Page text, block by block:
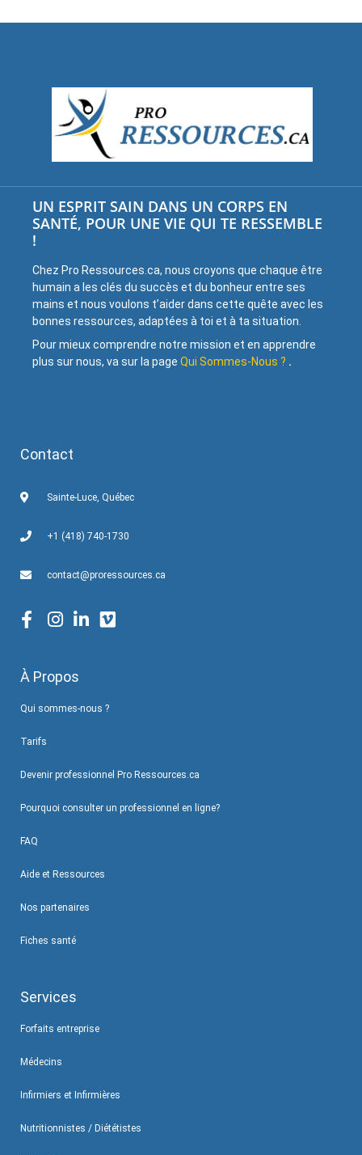
UN ESPRIT SAIN DANS UN CORPS EN
SANTÉ, POUR UNE VIE QUI TE RESSEMBLE
!
Chez Pro Ressources.ca, nous croyons que chaque être
humain a les clés du succès et du bonheur entre ses
mains et nous voulons t’aider dans cette quête avec les
bonnes ressources, adaptées à toi et à ta situation.
Pour mieux comprendre notre mission et en apprendre
plus sur nous, va sur la page Qui Sommes-Nous ? .
Contact
Sainte-Luce, Québec
+1 (418) 740-1730
contact@proressources.ca
À Propos
Qui sommes-nous ?
Tarifs
Devenir professionnel Pro Ressources.ca
Pourquoi consulter un professionnel en ligne?
FAQ
Aide et Ressources
Nos partenaires
Fiches santé
Services
Forfaits entreprise
Médecins
Infirmiers et Infirmières
Nutritionnistes / Diététistes